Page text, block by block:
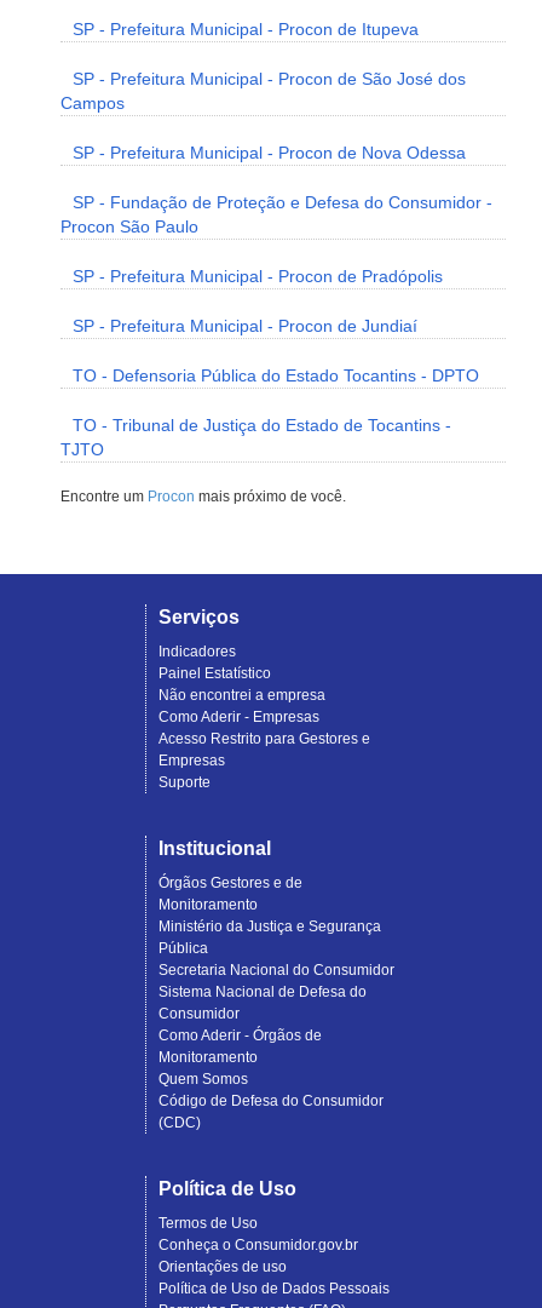
SP - Prefeitura Municipal - Procon de Itupeva
SP - Prefeitura Municipal - Procon de São José dos
Campos
SP - Prefeitura Municipal - Procon de Nova Odessa
SP - Fundação de Proteção e Defesa do Consumidor -
Procon São Paulo
SP - Prefeitura Municipal - Procon de Pradópolis
SP - Prefeitura Municipal - Procon de Jundiaí
TO - Defensoria Pública do Estado Tocantins - DPTO
TO - Tribunal de Justiça do Estado de Tocantins -
TJTO
Encontre um Procon mais próximo de você.
Serviços
Indicadores
Painel Estatístico
Não encontrei a empresa
Como Aderir - Empresas
Acesso Restrito para Gestores e
Empresas
Suporte
Institucional
Órgãos Gestores e de
Monitoramento
Ministério da Justiça e Segurança
Pública
Secretaria Nacional do Consumidor
Sistema Nacional de Defesa do
Consumidor
Como Aderir - Órgãos de
Monitoramento
Quem Somos
Código de Defesa do Consumidor
(CDC)
Política de Uso
Termos de Uso
Conheça o Consumidor.gov.br
Orientações de uso
Política de Uso de Dados Pessoais